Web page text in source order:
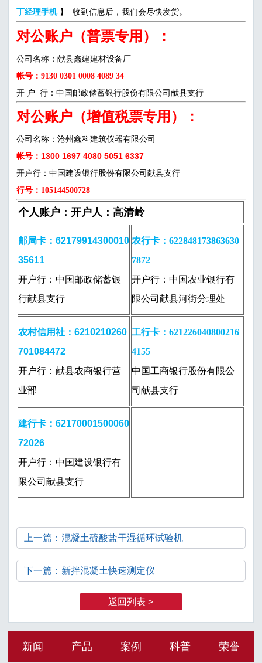
丁经理手机 】 收到信息后，我们会尽快发货。
对公账户（普票专用）：
公司名称：献县鑫建建材设备厂
帐号：9130 0301 0008 4089 34
开 户 行：中国邮政储蓄银行股份有限公司献县支行
对公账户（增值税票专用）：
公司名称：沧州鑫科建筑仪器有限公司
帐号：1300 1697 4080 5051 6337
开户行：中国建设银行股份有限公司献县支行
行号：105144500728
个人账户：开户人：高清岭
邮局卡：62179914300010
35611
开户行：中国邮政储蓄银
行献县支行
农行卡：622848173863630
7872
开户行：中国农业银行有
限公司献县河街分理处
农村信用社：6210210260
701084472
开户行：献县农商银行营
业部
工行卡：621226040800216
4155
中国工商银行股份有限公
司献县支行
建行卡：62170001500060
72026
开户行：中国建设银行有
限公司献县支行
上一篇：混凝土硫酸盐干湿循环试验机
下一篇：新拌混凝土快速测定仪
返回列表 >
新闻 产品 案例 科普 荣誉